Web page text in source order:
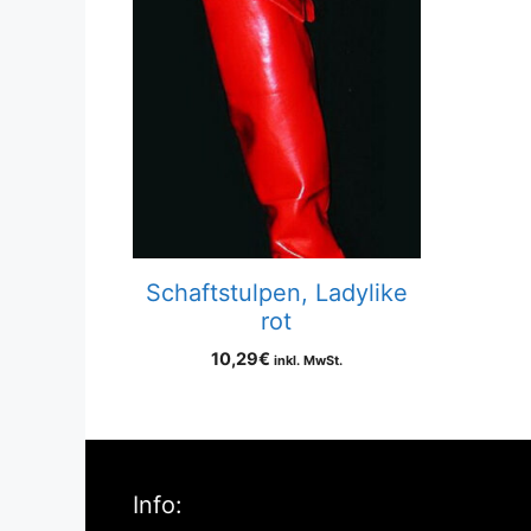
Schaftstulpen, Ladylike
rot
10,29€ inkl. MwSt.
Info: